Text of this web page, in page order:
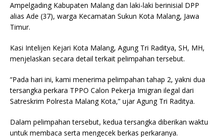
Ampelgading Kabupaten Malang dan laki-laki berinisial DPP
alias Ade (37), warga Kecamatan Sukun Kota Malang, Jawa
Timur.
Kasi Intelijen Kejari Kota Malang, Agung Tri Raditya, SH, MH,
menjelaskan secara detail terkait pelimpahan tersebut.
“Pada hari ini, kami menerima pelimpahan tahap 2, yakni dua
tersangka perkara TPPO Calon Pekerja Imigran ilegal dari
Satreskrim Polresta Malang Kota,” ujar Agung Tri Raditya.
Dalam pelimpahan tersebut, kedua tersangka diberikan waktu
untuk membaca serta mengecek berkas perkaranya.